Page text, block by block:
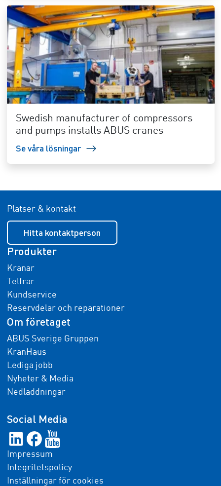
Swedish manufacturer of compressors
and pumps installs ABUS cranes
Se våra lösningar
Platser & kontakt
Hitta kontaktperson
Produkter
Kranar
Telfrar
Kundservice
Reservdelar och reparationer
Om företaget
ABUS Sverige Gruppen
KranHaus
Lediga jobb
Nyheter & Media
Nedladdningar
Social Media
Impressum
Integritetspolicy
Inställningar för cookies